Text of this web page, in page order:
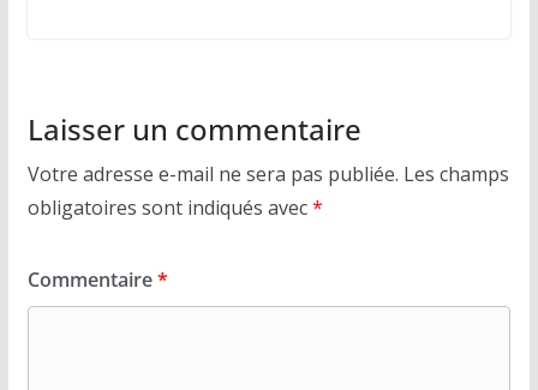
Laisser un commentaire
Votre adresse e-mail ne sera pas publiée. Les champs
obligatoires sont indiqués avec*
Commentaire*